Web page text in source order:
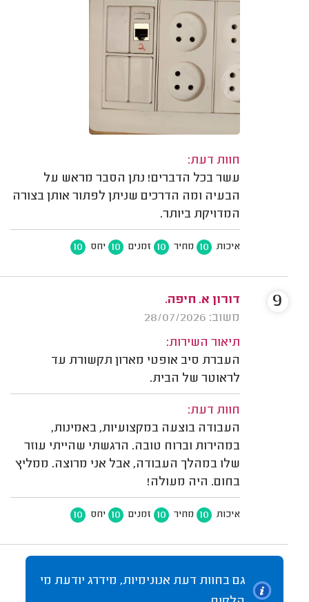
חוות דעת:
עשר בכל הדברים! נתן הסבר מראש על
הבעיה ומה הדרכים שניתן לפתור אותן בצורה
המדויקת ביותר.
איכות 10 מחיר 10 זמנים 10 יחס 10
דורון א. חיפה.
משוב: 28/07/2026
תיאור השירות:
העברת סיב אופטי מארון תקשורת עד
לראוטר של הבית.
חוות דעת:
העבודה בוצעה במקצועיות, באמינות,
במהירות וברוח טובה. הרגשתי שהייתי עוזר
שלו במהלך העבודה, אבל אני מרוצה. ממליץ
בחום. היה מעולה!
איכות 10 מחיר 10 זמנים 10 יחס 10
9
גם בחוות דעת אנונימיות, מידרג יודעת מי